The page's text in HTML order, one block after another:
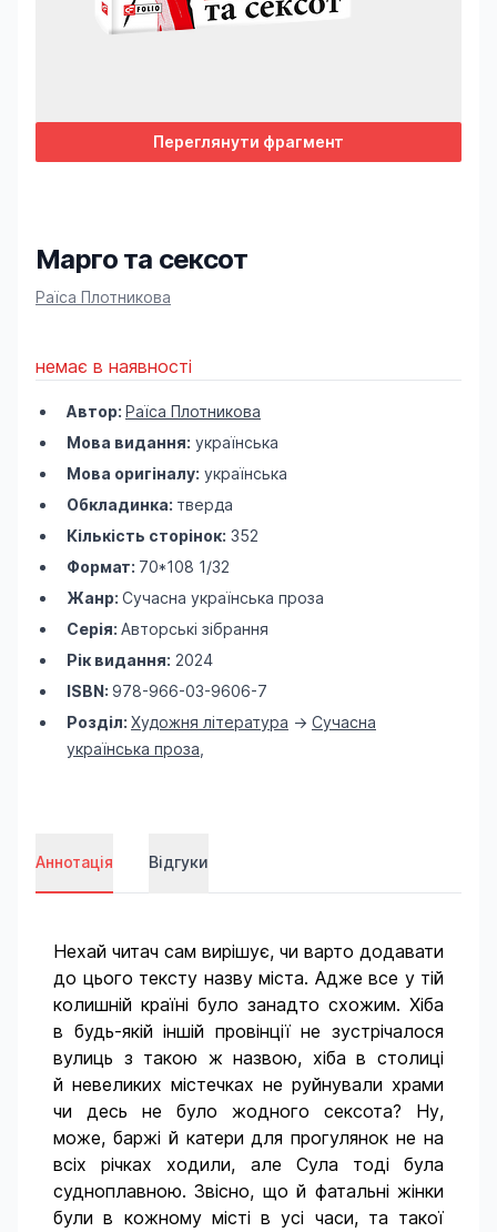
Переглянути фрагмент
Марго та сексот
Product information
Раїса Плотникова
немає в наявності
Автор: Раїса Плотникова
Мова видання: українська
Мова оригіналу: українська
Обкладинка: тверда
Кількість сторінок: 352
Формат: 70*108 1/32
Жанр: Сучасна українська проза
Серія: Авторські зібрання
Рік видання: 2024
ISBN: 978-966-03-9606-7
Розділ: Художня література -> Сучасна
українська проза
Аннотація Відгуки
Нехай читач сам вирішує, чи варто додавати
до цього тексту назву міста. Адже все у тій
колишній країні було занадто схожим. Хіба
в будь-якій іншій провінції не зустрічалося
вулиць з такою ж назвою, хіба в столиці
й невеликих містечках не руйнували храми
чи десь не було жодного сексота? Ну,
може, баржі й катери для прогулянок не на
всіх річках ходили, але Сула тоді була
судноплавною. Звісно, що й фатальні жінки
були в кожному місті в усі часи, та такої